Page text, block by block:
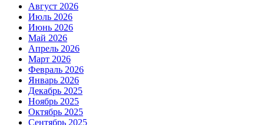
Август 2026
Июль 2026
Июнь 2026
Май 2026
Апрель 2026
Март 2026
Февраль 2026
Январь 2026
Декабрь 2025
Ноябрь 2025
Октябрь 2025
Сентябрь 2025